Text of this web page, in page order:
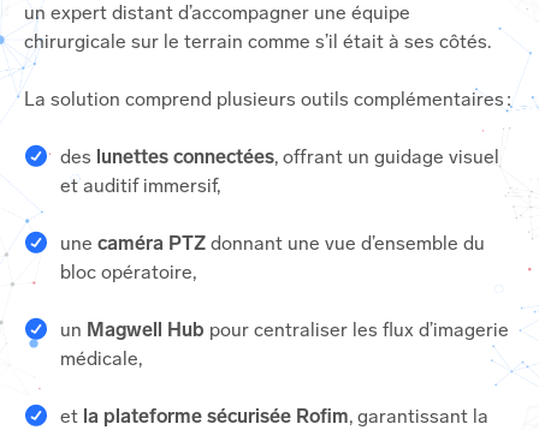
un expert distant d’accompagner une équipe
chirurgicale sur le terrain comme s’il était à ses côtés.
La solution comprend plusieurs outils complémentaires :
des lunettes connectées, offrant un guidage visuel
et auditif immersif,
une caméra PTZ donnant une vue d’ensemble du
bloc opératoire,
un Magwell Hub pour centraliser les flux d’imagerie
médicale,
et la plateforme sécurisée Rofim, garantissant la